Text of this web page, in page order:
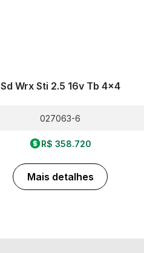
Sd Wrx Sti 2.5 16v Tb 4x4
027063-6
R$ 358.720
Mais detalhes